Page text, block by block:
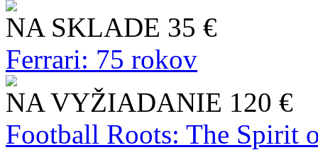
NA SKLADE 35 €
Ferrari: 75 rokov
NA VYŽIADANIE 120 €
Football Roots: The Spirit